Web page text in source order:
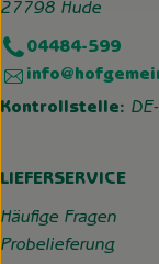
27798 Hude
04484-599
Kontrollstelle:
LIEFERSERVICE
Häufige Fragen
Probelieferung